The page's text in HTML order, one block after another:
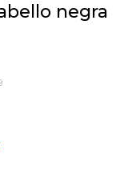
negra